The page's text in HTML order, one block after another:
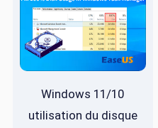
Windows 11/10
utilisation du disque